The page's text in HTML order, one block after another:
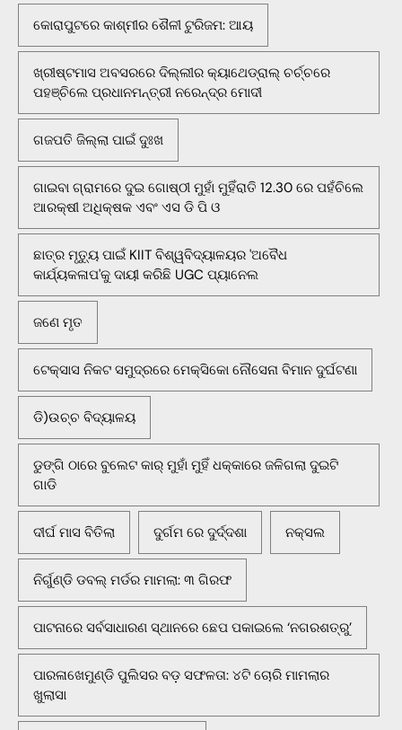
କୋରାପୁଟରେ କାଶ୍ମୀର ଶୈଳୀ ଟୁରିଜମ: ଆୟ
ଖ୍ରୀଷ୍ଟମାସ ଅବସରରେ ଦିଲ୍ଲୀର କ୍ୟାଥେଡ୍ରାଲ୍ ଚର୍ଚ୍ଚରେ
ପହଞ୍ଚିଲେ ପ୍ରଧାନମନ୍ତ୍ରୀ ନରେନ୍ଦ୍ର ମୋଦୀ
ଗଜପତି ଜିଲ୍ଲା ପାଇଁ ଦୁଃଖ
ଗାଇବା ଗ୍ରାମରେ ଦୁଇ ଗୋଷ୍ଠୀ ମୁହାଁ ମୁହିଁରାତି 12.30 ରେ ପହଁଚିଲେ
ଆରକ୍ଷୀ ଅଧିକ୍ଷକ ଏବଂ ଏସ ଡି ପି ଓ
ଛାତ୍ର ମୃତ୍ୟୁ ପାଇଁ KIIT ବିଶ୍ୱବିଦ୍ୟାଳୟର 'ଅବୈଧ
କାର୍ଯ୍ୟକଳାପ'କୁ ଦାୟୀ କରିଛି UGC ପ୍ୟାନେଲ
ଜଣେ ମୃତ
ଟେକ୍ସାସ ନିକଟ ସମୁଦ୍ରରେ ମେକ୍ସିକୋ ନୌସେନା ବିମାନ ଦୁର୍ଘଟଣା
ଡି)ଉଚ୍ଚ ବିଦ୍ୟାଳୟ
ଡୁଙ୍ଗି ଠାରେ ବୁଲେଟ କାର୍ ମୁହାଁ ମୁହିଁ ଧକ୍କାରେ ଜଳିଗଲା ଦୁଇଟି
ଗାଡି
ଦୀର୍ଘ ମାସ ବିତିଲା ଦୁର୍ଗମ ରେ ଦୁର୍ଦ୍ଦଶା ନକ୍ସଲ
ନିର୍ଗୁଣ୍ଡି ଡବଲ୍ ମର୍ଡର ମାମଲା: ୩ ଗିରଫ
ପାଟନାରେ ସର୍ବସାଧାରଣ ସ୍ଥାନରେ ଛେପ ପକାଇଲେ ‘ନଗରଶତ୍ରୁ’
ପାରଳାଖେମୁଣ୍ଡି ପୁଲିସର ବଡ଼ ସଫଳତା: ୪ଟି ଚୋରି ମାମଲାର
ଖୁଲାସା